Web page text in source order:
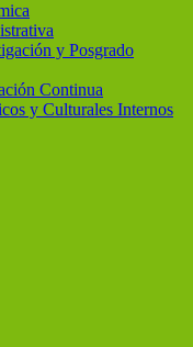
y Posgrado
Continua
y Culturales Internos